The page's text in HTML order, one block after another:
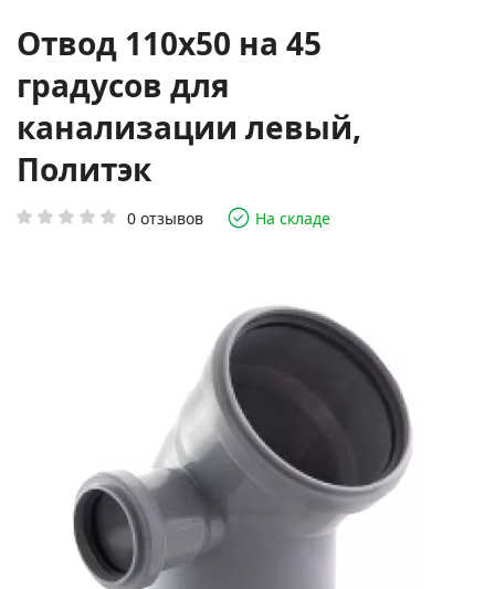
Отвод 110х50 на 45
градусов для
канализации левый,
Политэк
0 отзывов На складе